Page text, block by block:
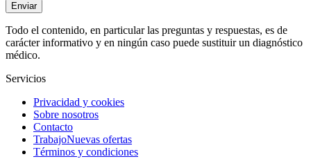
Enviar
Todo el contenido, en particular las preguntas y respuestas, es de
carácter informativo y en ningún caso puede sustituir un diagnóstico
médico.
Servicios
Privacidad y cookies
Sobre nosotros
Contacto
TrabajoNuevas ofertas
Términos y condiciones